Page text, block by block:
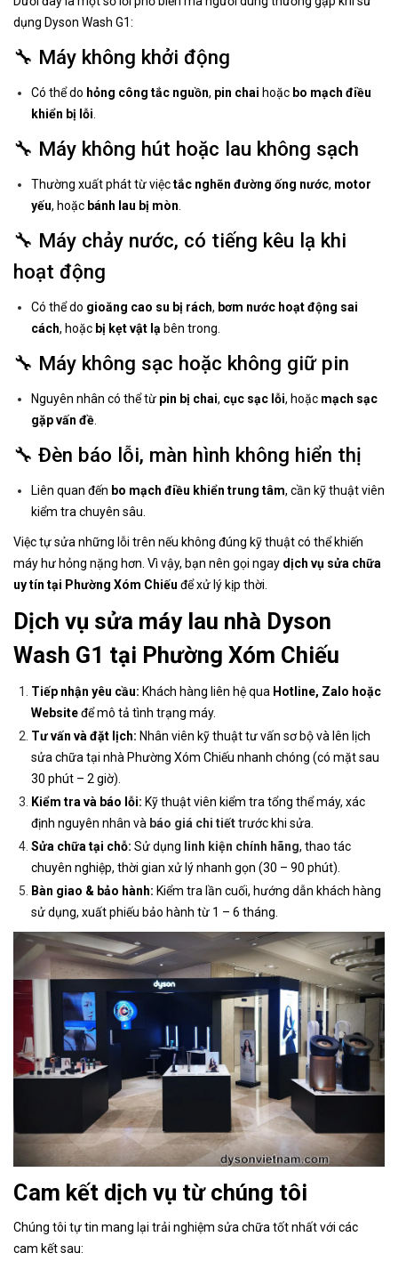
dụng Dyson Wash G1:
🔧 Máy không khởi động
Có thể do hỏng công tắc nguồn, pin chai hoặc bo mạch điều
khiển bị lỗi.
🔧 Máy không hút hoặc lau không sạch
Thường xuất phát từ việctắc nghẽn đường ống nước, motor
yếu, hoặc bánh lau bị mòn.
🔧 Máy chảy nước, có tiếng kêu lạ khi
hoạt động
Có thể do gioăng cao su bị rách, bơm nước hoạt động sai
cách, hoặc bị kẹt vật lạ bên trong.
🔧 Máy không sạc hoặc không giữ pin
Nguyên nhân có thể từ pin bị chai, cục sạc lỗi, hoặc mạch sạc
gặp vấn đề.
🔧 Đèn báo lỗi, màn hình không hiển thị
Liên quan đến bo mạch điều khiển trung tâm, cần kỹ thuật viên
kiểm tra chuyên sâu.
Việc tự sửa những lỗi trên nếu không đúng kỹ thuật có thể khiến
máy hư hỏng nặng hơn. Vì vậy, bạn nên gọi ngay dịch vụ sửa chữa
uy tín tại Phường Xóm Chiếu để xử lý kịp thời.
Dịch vụ sửa máy lau nhà Dyson
Wash G1 tại Phường Xóm Chiếu
Tiếp nhận yêu cầu: Khách hàng liên hệ qua Hotline, Zalo hoặc
Websiteđể mô tả tình trạng máy.
Tư vấn và đặt lịch: Nhân viên kỹ thuật tư vấn sơ bộ và lên lịch
sửa chữa tại nhà Phường Xóm Chiếu nhanh chóng (có mặt sau
30 phút – 2 giờ).
Kiểm tra và báo lỗi: Kỹ thuật viên kiểm tra tổng thể máy, xác
định nguyên nhân và báo giá chi tiếttrước khi sửa.
Sửa chữa tại chỗ: Sử dụng linh kiện chính hãng, thao tác
chuyên nghiệp, thời gian xử lý nhanh gọn (30 – 90 phút).
Bàn giao & bảo hành: Kiểm tra lần cuối, hướng dẫn khách hàng
sử dụng, xuất phiếu bảo hành từ 1 – 6 tháng.
Cam kết dịch vụ từ chúng tôi
Chúng tôi tự tin mang lại trải nghiệm sửa chữa tốt nhất với các
cam kết sau: